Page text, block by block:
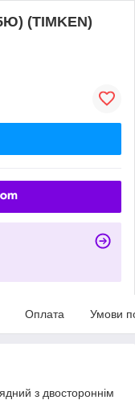
(TIMKEN)
Оплата Умови
з двостороннім